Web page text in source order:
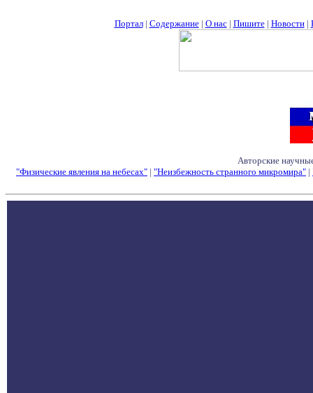
Портал| Содержание| О нас| Пишите| Новости|
Авторские
"Физические явления на небесах" | "Неизбежность странного микромира" |